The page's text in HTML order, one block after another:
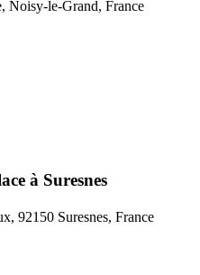
Noisy-le-Grand, France
à Suresnes
92150 Suresnes, France